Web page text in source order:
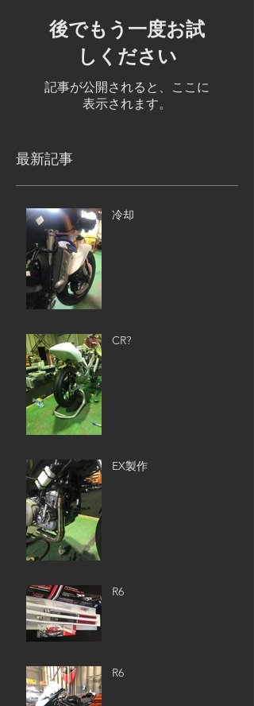
後でもう一度お試
しください
記事が公開されると、ここに
表示されます。
最新記事
冷却
CR?
EX製作
R6
R6